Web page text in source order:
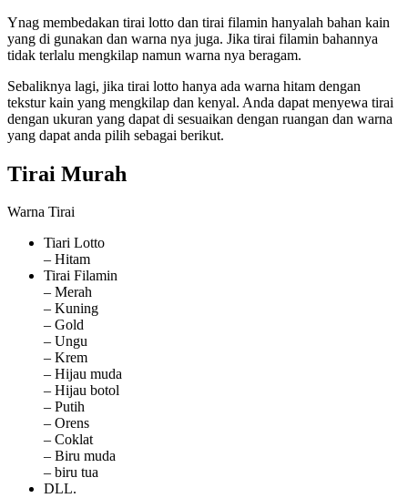
Ynag membedakan tirai lotto dan tirai filamin hanyalah bahan kain
yang di gunakan dan warna nya juga. Jika tirai filamin bahannya
tidak terlalu mengkilap namun warna nya beragam.
Sebaliknya lagi, jika tirai lotto hanya ada warna hitam dengan
tekstur kain yang mengkilap dan kenyal. Anda dapat menyewa tirai
dengan ukuran yang dapat di sesuaikan dengan ruangan dan warna
yang dapat anda pilih sebagai berikut.
Tirai Murah
Warna Tirai
Tiari Lotto
– Hitam
Tirai Filamin
– Merah
– Kuning
– Gold
– Ungu
– Krem
– Hijau muda
– Hijau botol
– Putih
– Orens
– Coklat
– Biru muda
– biru tua
DLL.